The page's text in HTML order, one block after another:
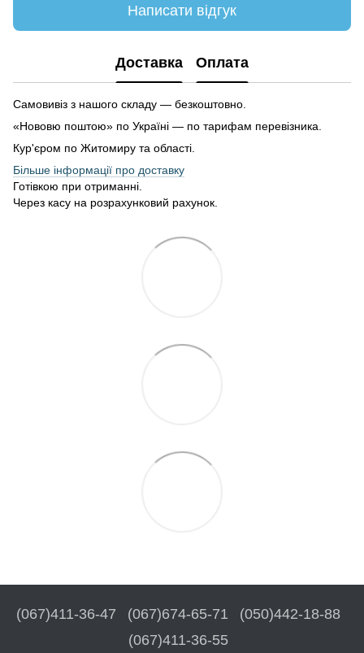
Написати відгук
Доставка Оплата
Самовивіз з нашого складу — безкоштовно.
«Нововю поштою» по Україні — по тарифам перевізника.
Кур'єром по Житомиру та області.
Більше інформації про доставку
Готівкою при отриманні.
Через касу на розрахунковий рахунок.
(067)411-36-47 (067)674-65-71
(050)442-18-88
(067)411-36-55